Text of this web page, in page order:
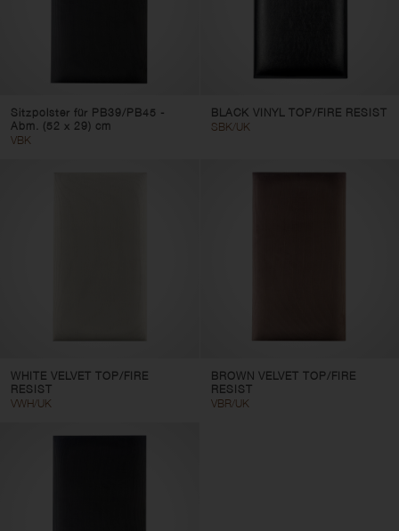
Sitzpolster für PB39/PB45 -
Abm. (52 x 29) cm
VBK
BLACK VINYL TOP/FIRE RESIST
SBK/UK
WHITE VELVET TOP/FIRE
RESIST
VWH/UK
BROWN VELVET TOP/FIRE
RESIST
VBR/UK